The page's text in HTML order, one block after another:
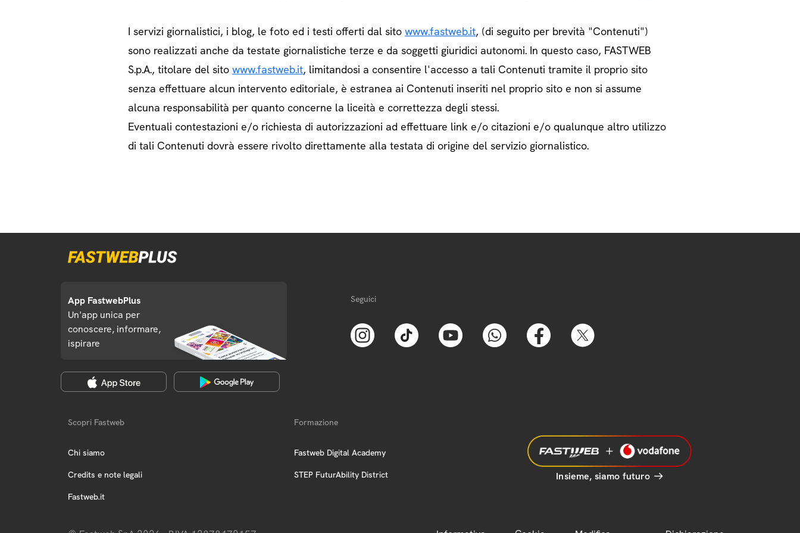
I servizi giornalistici, i blog, le foto ed i testi offerti dal sito www.fastweb.it, (di seguito per brevità "Contenuti")
sono realizzati anche da testate giornalistiche terze e da soggetti giuridici autonomi. In questo caso, FASTWEB
S.p.A., titolare del sito www.fastweb.it, limitandosi a consentire l'accesso a tali Contenuti tramite il proprio sito
senza effettuare alcun intervento editoriale, è estranea ai Contenuti inseriti nel proprio sito e non si assume
alcuna responsabilità per quanto concerne la liceità e correttezza degli stessi.
Eventuali contestazioni e/o richiesta di autorizzazioni ad effettuare link e/o citazioni e/o qualunque altro utilizzo
di tali Contenuti dovrà essere rivolto direttamente alla testata di origine del servizio giornalistico.
App FastwebPlus
Un'app unica per
conoscere, informare,
ispirare
Seguici
Scopri Fastweb
Chi siamo
Credits e note legali
Fastweb.it
Formazione
Fastweb Digital Academy
STEP FuturAbility District Insieme, siamo futuro